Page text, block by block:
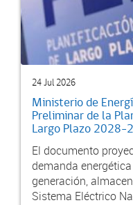
24 Jul 2026
Ministerio de
Preliminar de la
Largo Plazo 2028-
El documento
demanda
generación,
Sistema Eléctrico